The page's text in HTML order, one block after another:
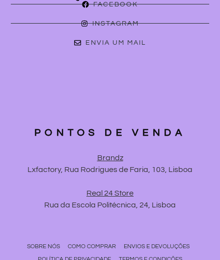
FACEBOOK
INSTAGRAM
ENVIA UM MAIL
PONTOS DE VENDA
Brandz
Lxfactory, Rua Rodrigues de Faria, 103, Lisboa
Real 24 Store
Rua da Escola Politécnica, 24, Lisboa
SOBRE NÓS COMO COMPRAR
ENVIOS E DEVOLUÇÕES